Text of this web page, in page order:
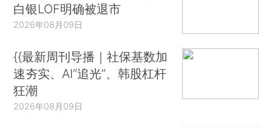
白银LOF明确被退市
2026年08月09日
{{最新周刊导播｜社保基数加
速夯实、AI“追光”、韩股杠杆
狂潮
2026年08月09日